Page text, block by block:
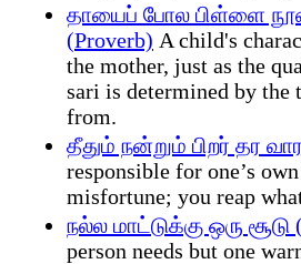
தாயைப் போல பிள்ளை
(Proverb) A child's
the mother, just as the
sari is determined by the
from.
தீதும் நன்றும் பிறர் தர
responsible for one’s
misfortune; you reap
நல்ல மாட்டுக்கு ஒரு சூடு
person needs but one